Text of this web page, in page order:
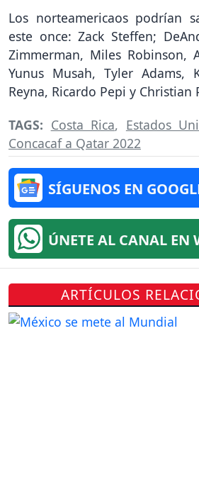
Los norteamericaos podrían
este once: Zack Steffen;
Zimmerman, Miles Robinson,
Yunus Musah, Tyler Adams,
Reyna, Ricardo Pepi y Christian
TAGS: Costa Rica, Estados
Concacaf a Qatar 2022
SÍGUENOS EN
ÚNETE AL CANAL EN
ARTÍCULOS